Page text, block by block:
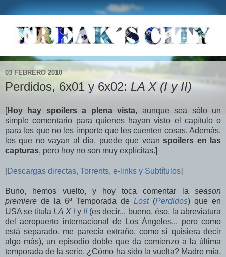
03 FEBRERO 2010
Perdidos, 6x01 y 6x02: LA X (I y II)
[Hoy hay spoilers a plena vista, aunque sea sólo un
simple comentario para quienes hayan visto el capítulo o
para los que no les importe que les cuenten cosas. Además,
los que no vayan al día, puede que veanspoilers en las
capturas, pero hoy no son muy explícitas.]
[Descargas directas, Torrents, e-links y Subtítulos]
Buno, hemos vuelto, y hoy toca comentar la season
premiere de la 6ª Temporada de Lost(Perdidos) que en
USA se titulaLA X Iy II(es decir... bueno, éso, la abreviatura
del aeropuerto internacional de Los Ángeles... pero como
está separado, me parecía extraño, como si quisiera decir
algo más), un episodio doble que da comienzo a la última
temporada de la serie. ¿Cómo ha sido la vuelta? Madre mía,